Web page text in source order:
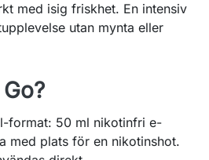
med isig friskhet. En intensiv
utan mynta eller
format: 50 ml nikotinfri e-
med plats för en nikotinshot.